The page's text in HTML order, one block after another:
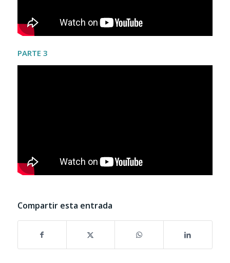
PARTE 3
Compartir esta entrada